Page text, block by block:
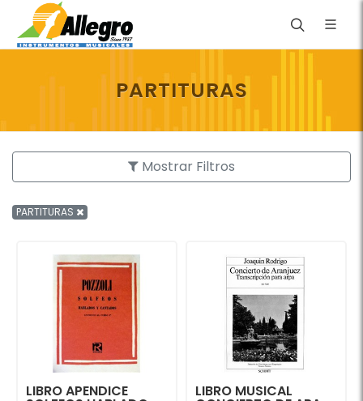
PARTITURAS
Mostrar Filtros
PARTITURAS
LIBRO APENDICE LIBRO MUSICAL